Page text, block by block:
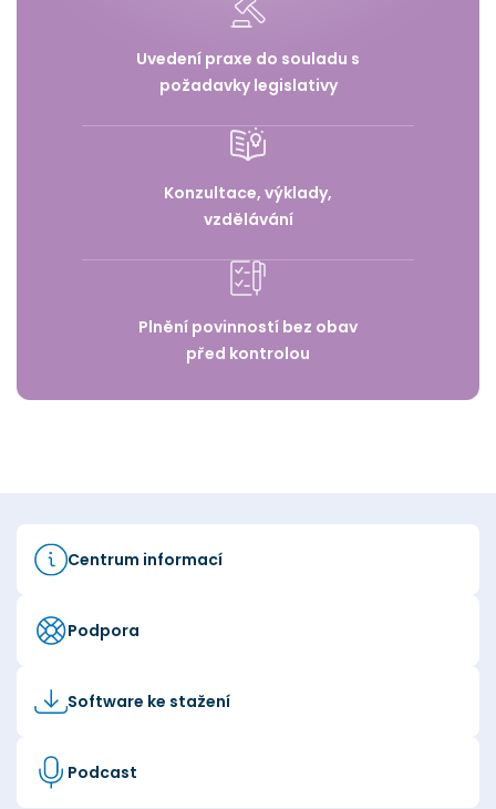
Uvedení praxe do souladu s
požadavky legislativy
Konzultace, výklady,
vzdělávání
Plnění povinností bez obav
před kontrolou
Centrum informací
Podpora
Software ke stažení
Podcast